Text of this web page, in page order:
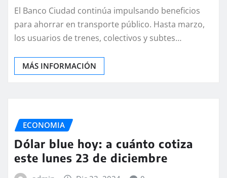
El Banco Ciudad continúa impulsando beneficios
para ahorrar en transporte público. Hasta marzo,
los usuarios de trenes, colectivos y subtes…
MÁS INFORMACIÓN
ECONOMIA
Dólar blue hoy: a cuánto cotiza
este lunes 23 de diciembre